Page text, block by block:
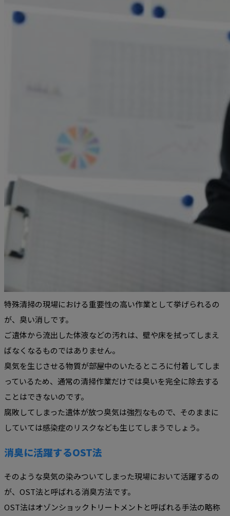
特殊清掃の現場における重要性の高い作業として挙げられるの
が、臭い消しです。
ご遺体から流出した体液などの汚れは、壁や床を拭ってしまえ
ばなくなるものではありません。
臭気を生じさせる物質が部屋中のいたるところに付着してしま
っているため、通常の清掃作業だけでは臭いを完全に除去する
ことはできないのです。
腐敗してしまった遺体が放つ臭気は強烈なもので、そのままに
していては感染症のリスクなども生じてしまうでしょう。
消臭に活躍するOST法
そのような臭気の染みついてしまった現場において活躍するの
が、OST法と呼ばれる消臭方法です。
OST法はオゾンショックトリートメントと呼ばれる手法の略称